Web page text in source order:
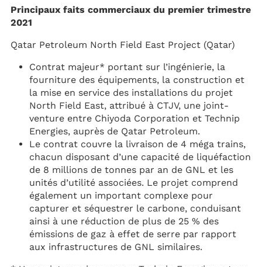
Principaux faits commerciaux du premier trimestre
2021
Qatar Petroleum North Field East Project (Qatar)
Contrat majeur* portant sur l’ingénierie, la
fourniture des équipements, la construction et
la mise en service des installations du projet
North Field East, attribué à CTJV, une joint-
venture entre Chiyoda Corporation et Technip
Energies, auprès de Qatar Petroleum.
Le contrat couvre la livraison de 4 méga trains,
chacun disposant d’une capacité de liquéfaction
de 8 millions de tonnes par an de GNL et les
unités d’utilité associées. Le projet comprend
également un important complexe pour
capturer et séquestrer le carbone, conduisant
ainsi à une réduction de plus de 25 % des
émissions de gaz à effet de serre par rapport
aux infrastructures de GNL similaires.